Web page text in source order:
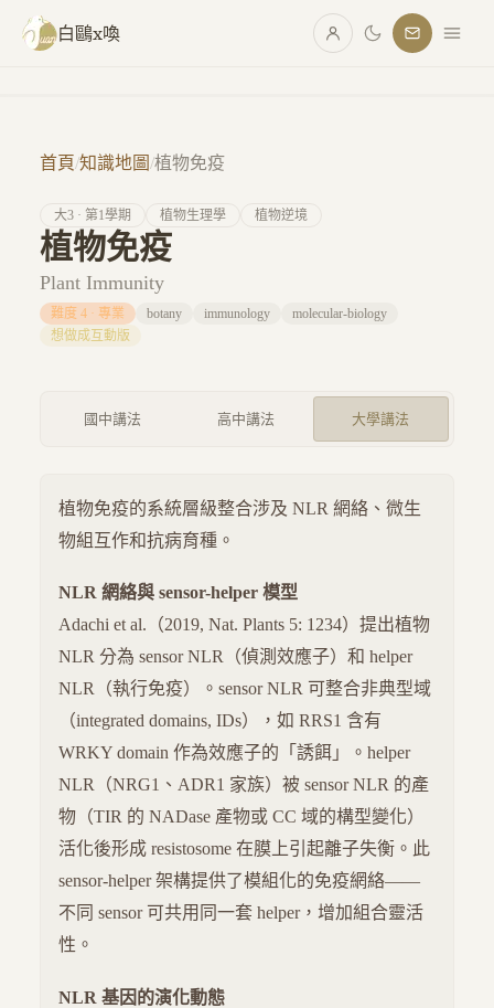
跳至主要內容
白鷗x喚
首頁/知識地圖/植物免疫
大3 · 第1學期 植物生理學 植物逆境
植物免疫
Plant Immunity
難度 4 · 專業 botany immunology
molecular-biology
想做成互動版
國中講法 高中講法 大學講法
植物免疫的系統層級整合涉及 NLR 網絡、微生
物組互作和抗病育種。
NLR 網絡與 sensor-helper 模型
Adachi et al.（2019, Nat. Plants 5: 1234）提出植物
NLR 分為 sensor NLR（偵測效應子）和 helper
NLR（執行免疫）。sensor NLR 可整合非典型域
（integrated domains, IDs），如 RRS1 含有
WRKY domain 作為效應子的「誘餌」。helper
NLR（NRG1、ADR1 家族）被 sensor NLR 的產
物（TIR 的 NADase 產物或 CC 域的構型變化）
活化後形成 resistosome 在膜上引起離子失衡。此
sensor-helper 架構提供了模組化的免疫網絡——
不同 sensor 可共用同一套 helper，增加組合靈活
性。
NLR 基因的演化動態